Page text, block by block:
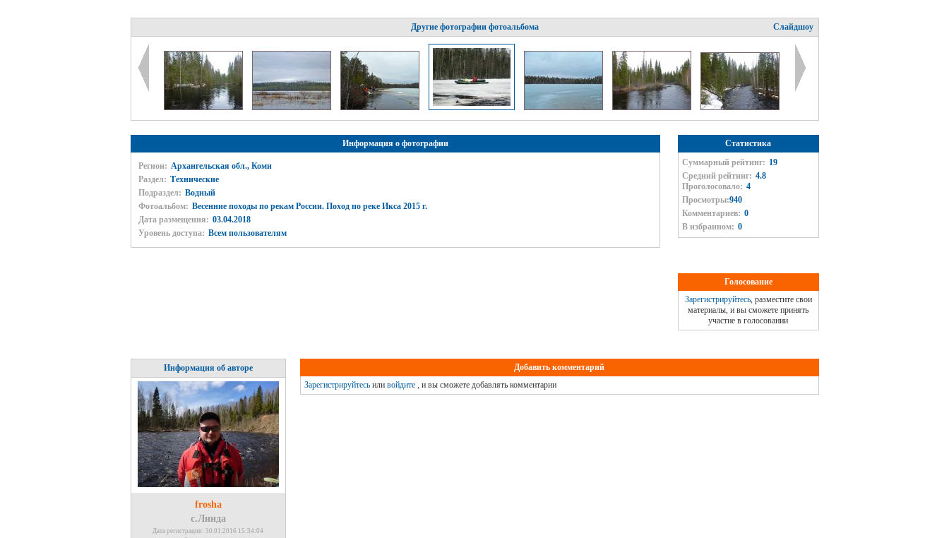
Другие фотографии фотоальбома Слайдшоу
Информация о фотографии
Регион: Архангельская обл., Коми
Раздел: Технические
Подраздел: Водный
Фотоальбом: Весенние походы по рекам России. Поход по реке Икса 2015 г.
Дата размещения: 03.04.2018
Уровень доступа: Всем пользователям
Статистика
Суммарный рейтинг: 19
Средний рейтинг: 4.8
Проголосовало: 4
Просмотры:940
Комментариев: 0
В избранном: 0
Голосование
Зарегистрируйтесь, разместите свои
материалы, и вы сможете принять
участие в голосовании
Информация об авторе
frosha
с.Линда
Дата регистрации: 30.01.2016 15:34:04
Добавить комментарий
Зарегистрируйтесьили войдите, и вы сможете добавлять комментарии